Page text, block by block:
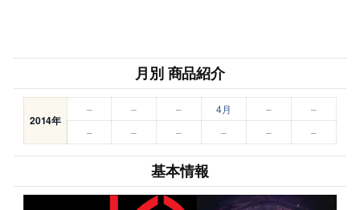
月別 商品紹介
2014年
– – – 4月 –
–
–
– – – – –
基本情報